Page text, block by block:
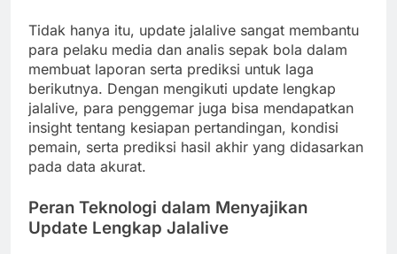
Tidak hanya itu, update jalalive sangat membantu
para pelaku media dan analis sepak bola dalam
membuat laporan serta prediksi untuk laga
berikutnya. Dengan mengikuti update lengkap
jalalive, para penggemar juga bisa mendapatkan
insight tentang kesiapan pertandingan, kondisi
pemain, serta prediksi hasil akhir yang didasarkan
pada data akurat.
Peran Teknologi dalam Menyajikan
Update Lengkap Jalalive